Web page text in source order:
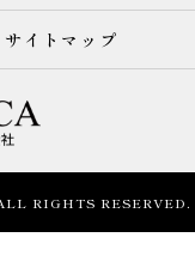
サイトマップ
RIGHTS RESERVED.